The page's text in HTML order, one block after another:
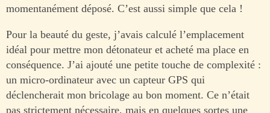
momentanément déposé. C’est aussi simple que cela !
Pour la beauté du geste, j’avais calculé l’emplacement
idéal pour mettre mon détonateur et acheté ma place en
conséquence. J’ai ajouté une petite touche de complexité :
un micro-ordinateur avec un capteur GPS qui
déclencherait mon bricolage au bon moment. Ce n’était
pas strictement nécessaire, mais en quelques sortes une